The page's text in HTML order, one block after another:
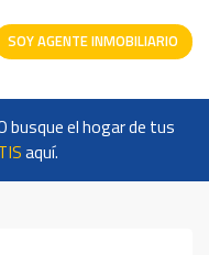
SOY AGENTE INMOBILIARIO
busque el hogar de tus
aquí.